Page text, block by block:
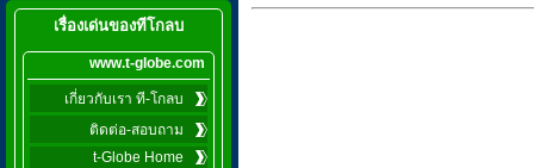
เรื่องเด่นของทีโกลบ
www.t-globe.com
เกี่ยวกับเรา ที-โกลบ
ติดต่อ-สอบถาม
t-Globe Home